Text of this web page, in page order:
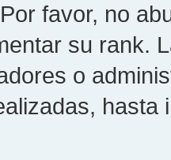
favor, no
su rank.
o
hasta